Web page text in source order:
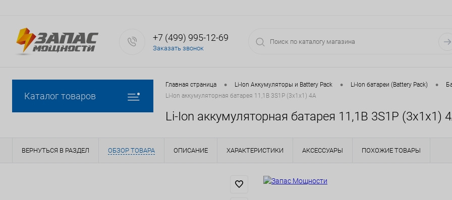
+7 (499) 995-12-69
Заказать звонок
Каталог товаров
Главная страница • Li-Ion Аккумуляторы и Battery Pack • Li-Ion батареи (Battery Pack) •
Li-Ion аккумуляторная батарея 11,1В 3S1P (3x1x1) 4A
Li-Ion аккумуляторная батарея 11,1В 3S1P (3x1x1)
ВЕРНУТЬСЯ В РАЗДЕЛ ОБЗОР ТОВАРА ОПИСАНИЕ ХАРАКТЕРИСТИКИ АКСЕССУАРЫ ПОХОЖИЕ ТОВАРЫ